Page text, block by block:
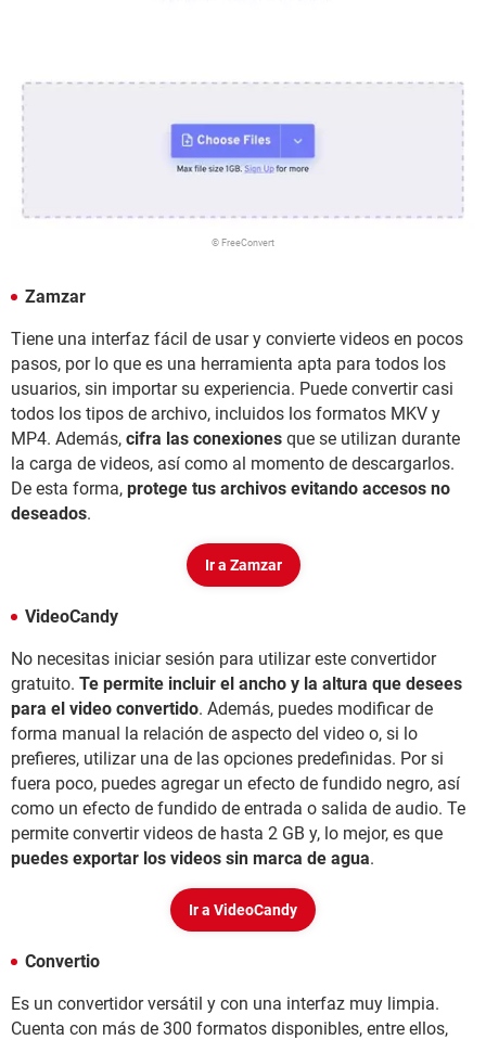
© FreeConvert
Zamzar
Tiene una interfaz fácil de usar y convierte videos en pocos
pasos, por lo que es una herramienta apta para todos los
usuarios, sin importar su experiencia. Puede convertir casi
todos los tipos de archivo, incluidos los formatos MKV y
MP4. Además, cifra las conexiones que se utilizan durante
la carga de videos, así como al momento de descargarlos.
De esta forma, protege tus archivos evitando accesos no
deseados.
Ir a Zamzar
VideoCandy
No necesitas iniciar sesión para utilizar este convertidor
gratuito. Te permite incluir el ancho y la altura que desees
para el video convertido. Además, puedes modificar de
forma manual la relación de aspecto del video o, si lo
prefieres, utilizar una de las opciones predefinidas. Por si
fuera poco, puedes agregar un efecto de fundido negro, así
como un efecto de fundido de entrada o salida de audio. Te
permite convertir videos de hasta 2 GB y, lo mejor, es que
puedes exportar los videos sin marca de agua.
Ir a VideoCandy
Convertio
Es un convertidor versátil y con una interfaz muy limpia.
Cuenta con más de 300 formatos disponibles, entre ellos,